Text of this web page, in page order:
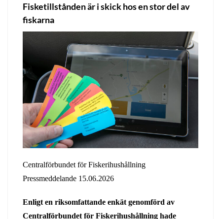
Fisketillstånden är i skick hos en stor del av
fiskarna
Centralförbundet för Fiskerihushållning
Pressmeddelande 15.06.2026
Enligt en riksomfattande enkät genomförd av
Centralförbundet för Fiskerihushållning hade